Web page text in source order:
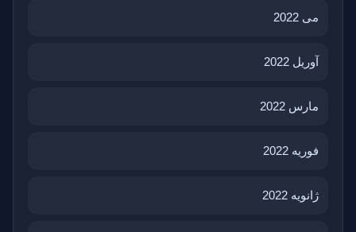
می 2022
آوریل 2022
مارس 2022
فوریه 2022
ژانویه 2022